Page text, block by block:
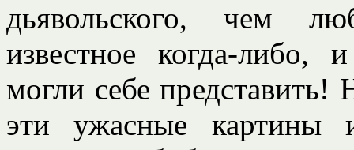
дьявольского, чем
известное когда-
могли себе
эти ужасные картины